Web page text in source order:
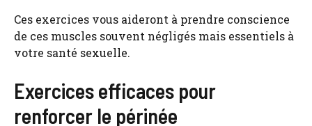
Ces exercices vous aideront à prendre conscience
de ces muscles souvent négligés mais essentiels à
votre santé sexuelle.
Exercices efficaces pour
renforcer le périnée